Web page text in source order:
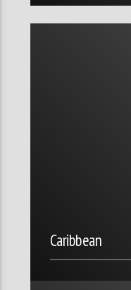
Caribbean